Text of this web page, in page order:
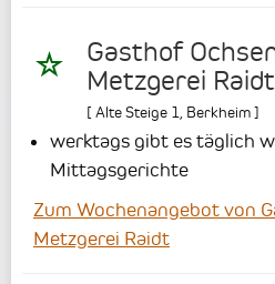
Gasthof
Metzgerei Raidt
[ Alte Steige 1, Berkheim]
werktags gibt es täglich
Mittagsgerichte
Zum Wochenangebot von
Metzgerei Raidt